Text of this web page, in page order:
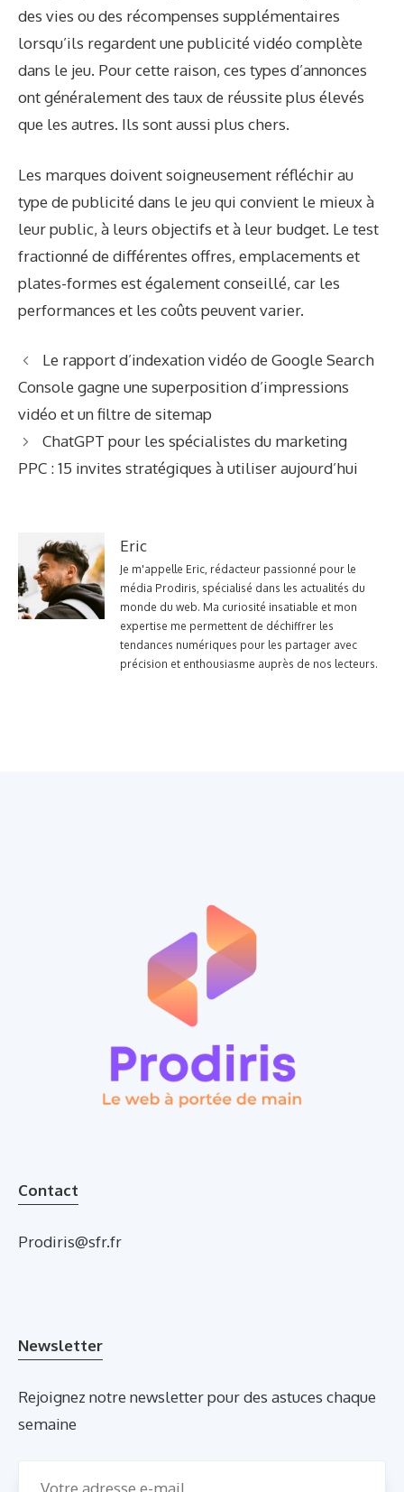
des vies ou des récompenses supplémentaires
lorsqu’ils regardent une publicité vidéo complète
dans le jeu. Pour cette raison, ces types d’annonces
ont généralement des taux de réussite plus élevés
que les autres. Ils sont aussi plus chers.
Les marques doivent soigneusement réfléchir au
type de publicité dans le jeu qui convient le mieux à
leur public, à leurs objectifs et à leur budget. Le test
fractionné de différentes offres, emplacements et
plates-formes est également conseillé, car les
performances et les coûts peuvent varier.
Le rapport d’indexation vidéo de Google Search
Console gagne une superposition d’impressions
vidéo et un filtre de sitemap
ChatGPT pour les spécialistes du marketing
PPC : 15 invites stratégiques à utiliser aujourd’hui
Eric
Je m'appelle Eric, rédacteur passionné pour le
média Prodiris, spécialisé dans les actualités du
monde du web. Ma curiosité insatiable et mon
expertise me permettent de déchiffrer les
tendances numériques pour les partager avec
précision et enthousiasme auprès de nos lecteurs.
Contact
Prodiris@sfr.fr
Newsletter
Rejoignez notre newsletter pour des astuces chaque
semaine